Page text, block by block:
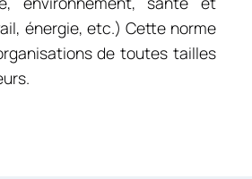
énergie, etc.) Cette norme
de toutes tailles